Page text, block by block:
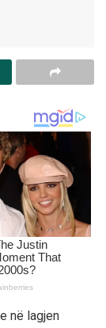
në lagjen